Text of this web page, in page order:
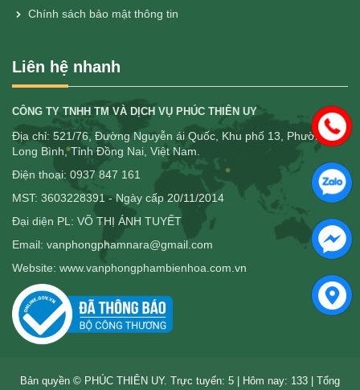
Chính sách bảo mật thông tin
Liên hệ nhanh
CÔNG TY TNHH TM VÀ DỊCH VỤ PHÚC THIÊN UY
Địa chỉ: 521/76, Đường Nguyễn ái Quốc, Khu phố 13, Phường
Long Bình, Tỉnh Đồng Nai, Việt Nam.
Điện thoại: 0937 847 161
MST: 3603228391 - Ngày cấp 20/11/2014
Đại diện PL: VÕ THỊ ÁNH TUYẾT
Email: vanphongphamnara@gmail.com
Website: www.vanphongphambienhoa.com.vn
Bản quyền © PHÚC THIÊN UY. Trực tuyến: 5 | Hôm nay: 133 | Tổng